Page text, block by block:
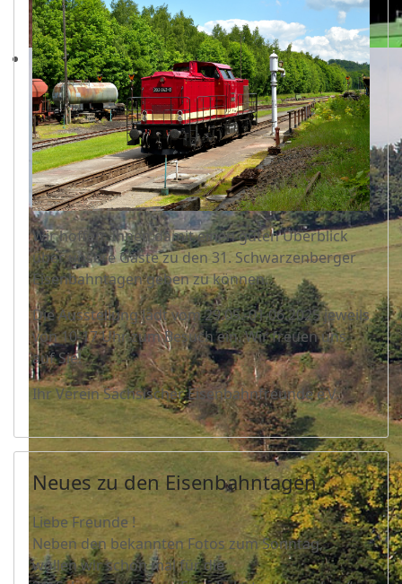
Wir hoffen, Ihnen damit einen guten Überblick
über unsere Gäste zu den 31. Schwarzenberger
Eisenbahntagen geben zu können.
Die Ausstellung lädt vom 29.05.-01.06.2025 jeweils
von 10-17 Uhr zum Besuch ein. Wir freuen uns
auf Sie!
Ihr Verein Sächsischer Eisenbahnfreunde e.V.
Neues zu den Eisenbahntagen
Liebe Freunde !
Neben den bekannten Fotos zum Sonntag,
wollen wir schon mal für die